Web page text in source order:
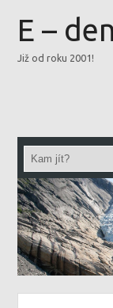
E –
Již od roku 2001!